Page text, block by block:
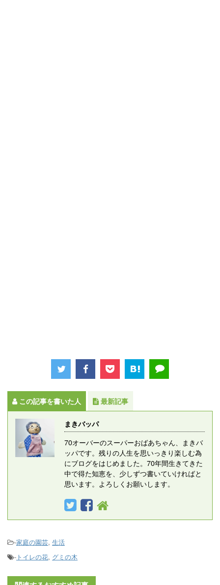
この記事を書いた人 最新記事
まきバッパ
70オーバーのスーパーおばあちゃん、まきバ
ッパです。残りの人生を思いっきり楽しむ為
にブログをはじめました。70年間生きてきた
中で得た知恵を、少しずつ書いていければと
思います。よろしくお願いします。
-家庭の園芸, 生活
- トイレの花, グミの木